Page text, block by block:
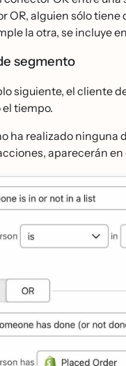
OR, alguien sólo
la otra, se incluye
segmento
siguiente, el cliente
el tiempo.
ha realizado ninguna
aparecerán